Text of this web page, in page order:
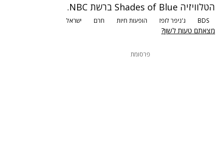
הטלוויזיה Shades of Blue ברשת NBC.
BDS ג'ניפר לופז הופעות חיות חרם ישראל
מצאתם טעות לשון?
פרסומת